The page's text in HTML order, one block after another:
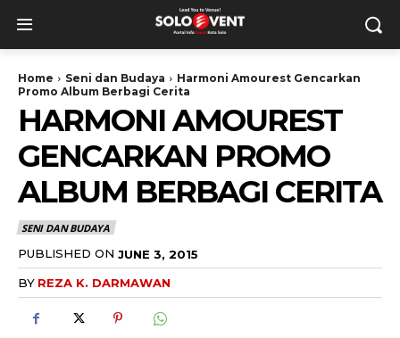
Home Seni dan Budaya
Harmoni Amourest Gencarkan
Promo Album Berbagi Cerita
HARMONI AMOUREST
GENCARKAN PROMO
ALBUM BERBAGI CERITA
SENI DAN BUDAYA
PUBLISHED ON JUNE 3, 2015
BY REZA K. DARMAWAN